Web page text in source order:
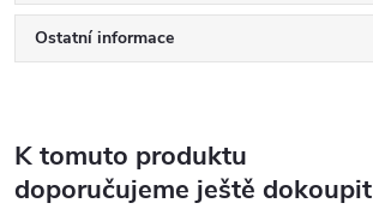
Ostatní informace
K tomuto produktu
doporučujeme ještě dokoupit